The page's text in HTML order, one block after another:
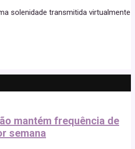
solenidade transmitida virtualmente
mantém frequência de
semana